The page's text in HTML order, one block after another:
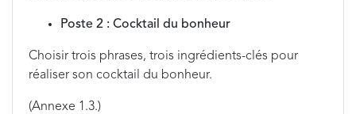
Poste 2 : Cocktail du bonheur
Choisir trois phrases, trois ingrédients-clés pour
réaliser son cocktail du bonheur.
(Annexe 1.3.)